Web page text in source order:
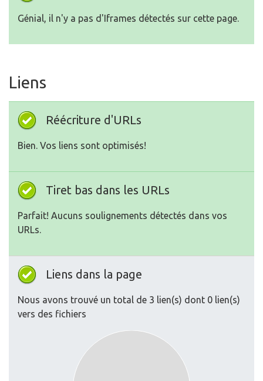
Génial, il n'y a pas d'Iframes détectés sur cette page.
Liens
Réécriture d'URLs
Bien. Vos liens sont optimisés!
Tiret bas dans les URLs
Parfait! Aucuns soulignements détectés dans vos
URLs.
Liens dans la page
Nous avons trouvé un total de 3 lien(s) dont 0 lien(s)
vers des fichiers